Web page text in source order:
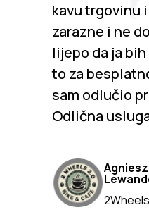
kavu trgovinu
zarazne i ne
lijepo da ja
to za
sam odlučio
Odlična